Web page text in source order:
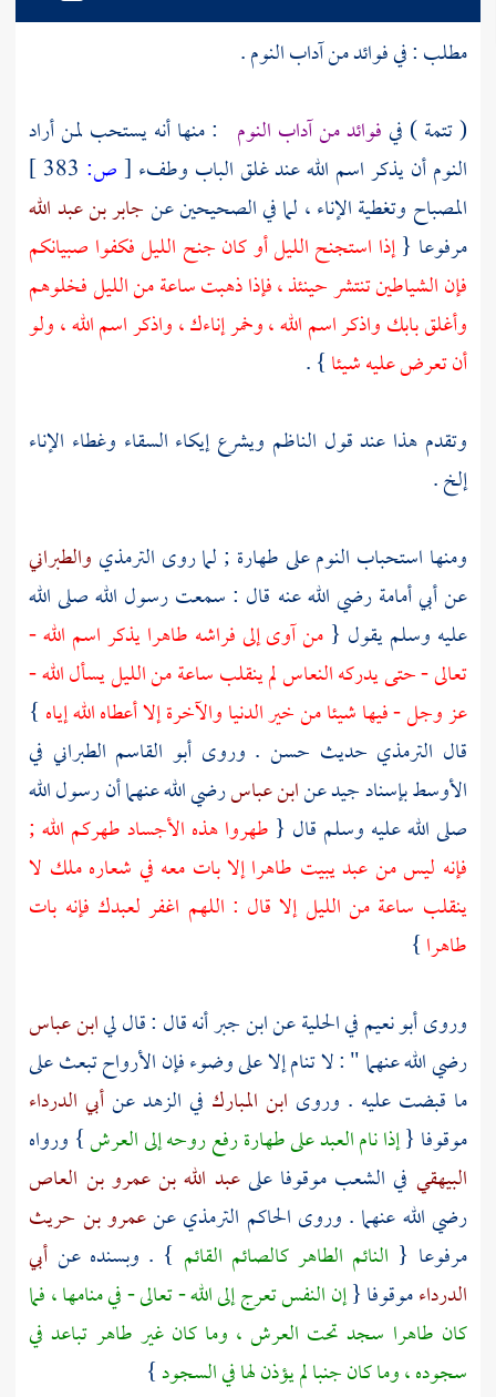
مطلب : في فوائد من آداب النوم .
( تتمة ) فيفوائد من آداب النوم : منها أنه يستحب لمن أراد
النوم أن يذكر اسم الله عند غلق الباب وطفء [ص:
المصباح وتغطية الإناء ، لما في الصحيحين عنجابر بن عبد الله
مرفوعا {إذا استجنح الليل أو كان جنح الليل فكفوا صبيانكم
فإن الشياطين تنتشر حينئذ ، فإذا ذهبت ساعة من الليل فخلوهم
وأغلق بابك واذكر اسم الله ، وخمر إناءك ، واذكر اسم الله ، ولو
أن تعرض عليه شيئا} .
وتقدم هذا عند قول الناظم ويشرع إيكاء السقاء وغطاء الإناء
إلخ .
ومنها استحباب النوم على طهارة ; لما روى الترمذي والطبراني
عنأبي أمامةرضي الله عنه قال : سمعت رسول الله صلى الله
عليه وسلم يقول { من آوى إلى فراشه طاهرا يذكر اسم الله -
تعالى - حتى يدركه النعاس لم ينقلب ساعة من الليل يسأل الله -
عز وجل - فيها شيئا من خير الدنيا والآخرة إلا أعطاه الله إياه }
قال الترمذي حديث حسن . وروى أبو القاسم الطبراني في
الأوسط بإسناد جيد عنابن عباسرضي الله عنهما أن رسول الله
صلى الله عليه وسلم قال { طهروا هذه الأجساد طهركم الله ;
فإنه ليس من عبد يبيت طاهرا إلا بات معه في شعاره ملك لا
ينقلب ساعة من الليل إلا قال : اللهم اغفر لعبدك فإنه بات
طاهرا}
وروىأبو نعيمفي الحلية عنابن جبرأنه قال : قال ليابن عباس
رضي الله عنهما " : لا تنام إلا على وضوء فإن الأرواح تبعث على
ما قبضت عليه . وروى ابن المبارك في الزهد عنأبي الدرداء
موقوفا {إذا نام العبد على طهارة رفع روحه إلى العرش} ورواه
البيهقي في الشعب موقوفا علىعبد الله بن عمرو بن العاص
رضي الله عنهما . وروى الحاكم الترمذيعنعمرو بن حريث
مرفوعا { النائم الطاهر كالصائم القائم } . وبسنده عن أبي
الدرداءموقوفا {إن النفس تعرج إلى الله - تعالى - في منامها ، فما
كان طاهرا سجد تحت العرش ، وما كان غير طاهر تباعد في
سجوده ، وما كان جنبا لم يؤذن لها في السجود}